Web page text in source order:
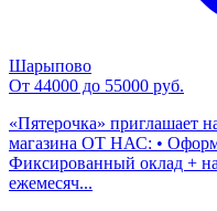
Шарыпово
От 44000 до 55000 руб.
«Пятерочка» приглашает
магазина ОТ НАС: •
Фиксированный оклад +
ежемесяч...